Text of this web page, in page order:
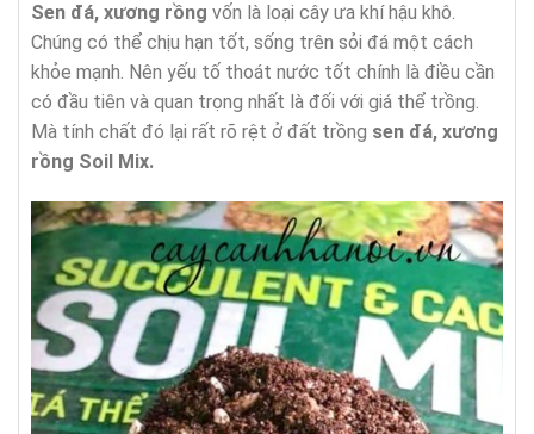
Sen đá, xương rồng vốn là loại cây ưa khí hậu khô.
Chúng có thể chịu hạn tốt, sống trên sỏi đá một cách
khỏe mạnh. Nên yếu tố thoát nước tốt chính là điều cần
có đầu tiên và quan trọng nhất là đối với giá thể trồng.
Mà tính chất đó lại rất rõ rệt ở đất trồng sen đá, xương
rồng Soil Mix.